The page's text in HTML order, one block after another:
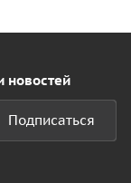
новостей
Подписаться